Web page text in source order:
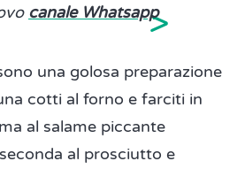
canale Whatsapp>
una golosa preparazione
cotti al forno e farciti in
al salame piccante
al prosciutto e